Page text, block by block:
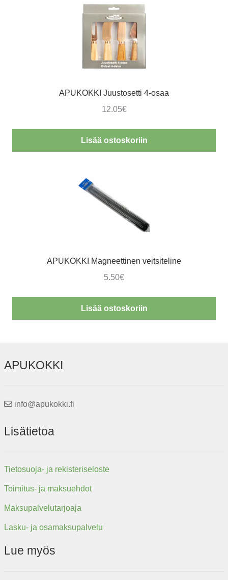
APUKOKKI Juustosetti 4-osaa
12.05€
Lisää ostoskoriin
APUKOKKI Magneettinen veitsiteline
5.50€
Lisää ostoskoriin
APUKOKKI
info@apukokki.fi
Lisätietoa
Tietosuoja- ja rekisteriseloste
Toimitus- ja maksuehdot
Maksupalvelutarjoaja
Lasku- ja osamaksupalvelu
Lue myös